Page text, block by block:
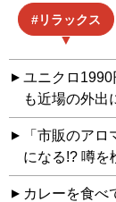
リラックス
ユニクロ1990
も近場の外出
「市販のア
になる!? 噂を
カレーを食べ